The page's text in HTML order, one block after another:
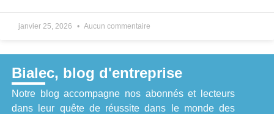
janvier 25, 2026 Aucun commentaire
Bialec, blog d'entreprise
Notre blog accompagne nos abonnés et lecteurs
dans leur quête de réussite dans le monde des